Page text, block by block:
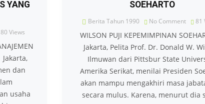
YANG
80 Views
dan
usaha
SOEHARTO
Berita Tahun 1990 No Comment 81
WILSON PUJI KEPEMIMPINAN
Jakarta, Pelita Prof. Dr. Donald W.
Ilmuwan dari Pittsbur State
Amerika Serikat, menilai Presiden
akan mampu mengakhiri masa
secara mulus. Karena, menurut dia